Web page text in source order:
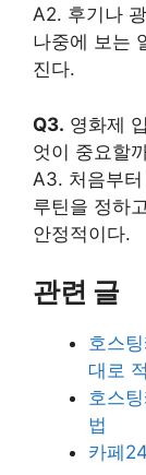
A2. 후기나
나중에 보는
진다.
Q3. 영화제
엇이 중요할
A3. 처음부
루틴을 정하
안정적이다.
관련 글
호스
대로
호스
법
카페